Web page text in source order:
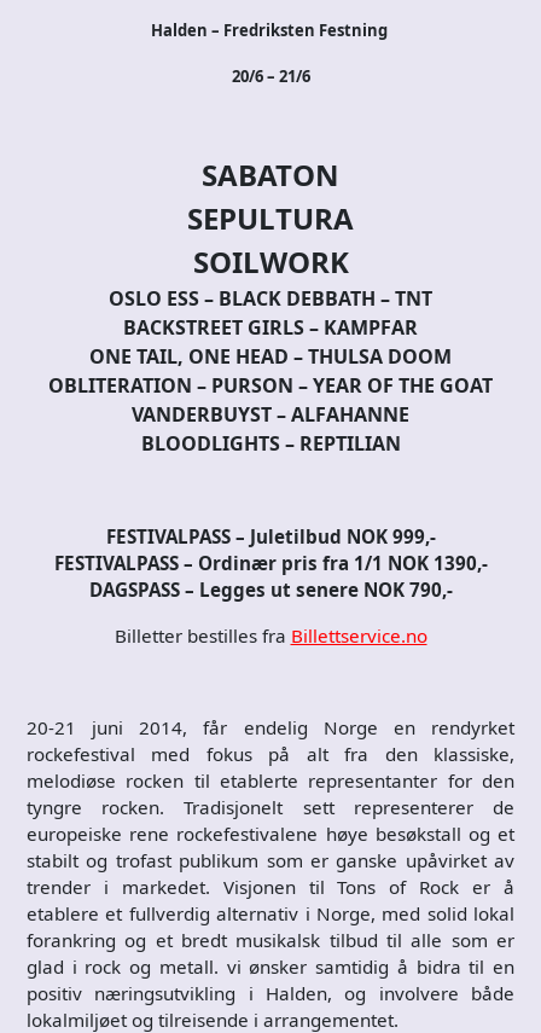
Halden – Fredriksten Festning
20/6 – 21/6
SABATON
SEPULTURA
SOILWORK
OSLO ESS – BLACK DEBBATH – TNT
BACKSTREET GIRLS – KAMPFAR
ONE TAIL, ONE HEAD – THULSA DOOM
OBLITERATION – PURSON – YEAR OF THE GOAT
VANDERBUYST – ALFAHANNE
BLOODLIGHTS – REPTILIAN
FESTIVALPASS – Juletilbud NOK 999,-
FESTIVALPASS – Ordinær pris fra 1/1 NOK 1390,-
DAGSPASS – Legges ut senere NOK 790,-
Billetter bestilles fra Billettservice.no
20-21 juni 2014, får endelig Norge en rendyrket
rockefestival med fokus på alt fra den klassiske,
melodiøse rocken til etablerte representanter for den
tyngre rocken. Tradisjonelt sett representerer de
europeiske rene rockefestivalene høye besøkstall og et
stabilt og trofast publikum som er ganske upåvirket av
trender i markedet. Visjonen til Tons of Rock er å
etablere et fullverdig alternativ i Norge, med solid lokal
forankring og et bredt musikalsk tilbud til alle som er
glad i rock og metall. vi ønsker samtidig å bidra til en
positiv næringsutvikling i Halden, og involvere både
lokalmiljøet og tilreisende i arrangementet.